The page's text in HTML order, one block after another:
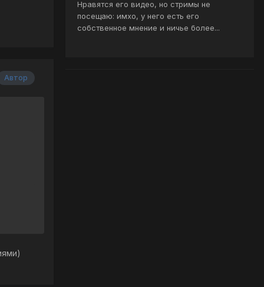
Автор
Нравятся его видео, но стримы не
посещаю: имхо, у него есть его
собственное мнение и ничье более...